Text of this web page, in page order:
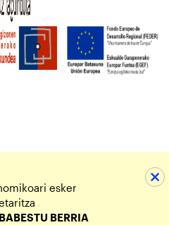
esker
BABESTU BERRIA